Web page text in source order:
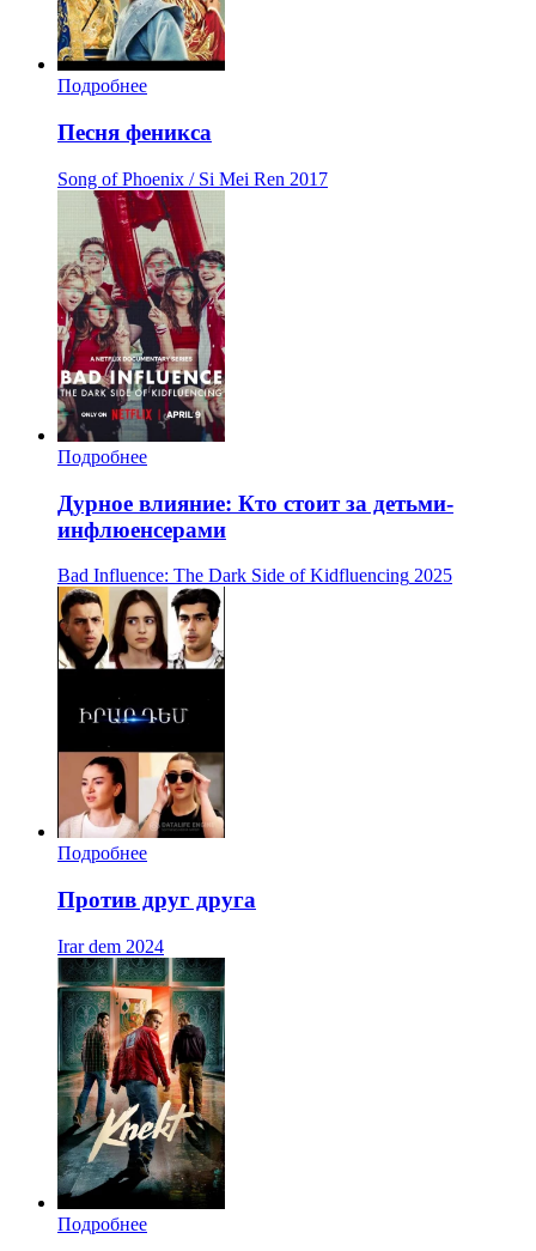
Подробнее
Песня феникса
Song of Phoenix / Si Mei Ren 2017
Подробнее
Дурное влияние: Кто стоит за детьми-
инфлюенсерами
Bad Influence: The Dark Side of Kidfluencing 2025
Подробнее
Против друг друга
Irar dem 2024
Подробнее